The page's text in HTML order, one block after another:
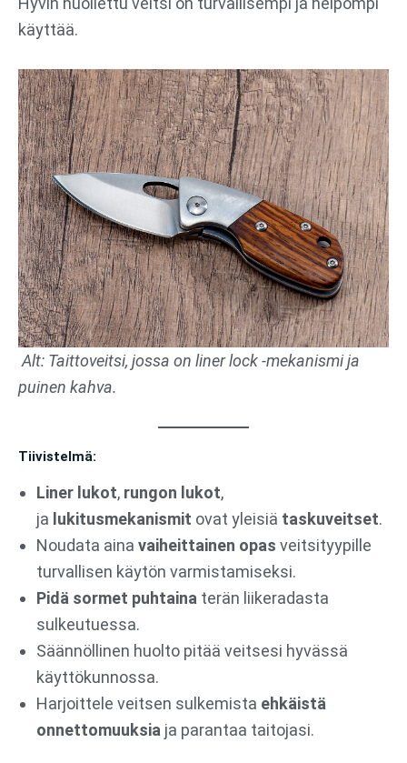
käyttää.
Alt: Taittoveitsi, jossa on liner lock -mekanismi ja
puinen kahva.
Tiivistelmä:
Liner lukot, rungon lukot,
ja lukitusmekanismit ovat yleisiä taskuveitset.
Noudata aina vaiheittainen opas veitsityypille
turvallisen käytön varmistamiseksi.
Pidä sormet puhtaina terän liikeradasta
sulkeutuessa.
Säännöllinen huolto pitää veitsesi hyvässä
käyttökunnossa.
Harjoittele veitsen sulkemista ehkäistä
onnettomuuksia ja parantaa taitojasi.